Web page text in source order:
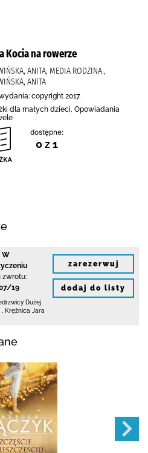
Kocia na rowerze
ANITA, MEDIA RODZINA.,
ANITA
copyright 2017.
dla małych dzieci, Opowiadania
dostępne:
0 z 1
W
zwrotu:
19
Dużej
Krężnica Jara
zarezerwuj
dodaj do listy